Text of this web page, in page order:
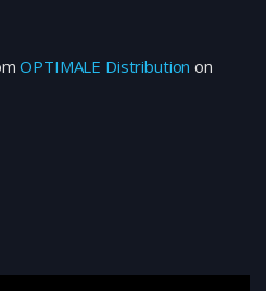
OPTIMALE Distribution on